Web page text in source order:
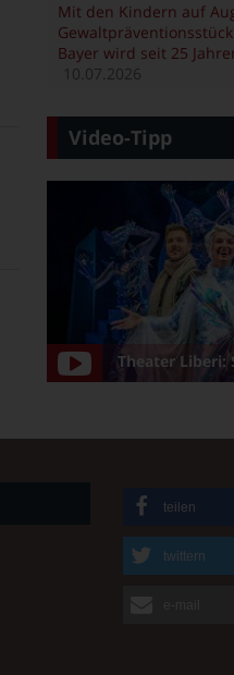
Mit den Kindern auf
Bayer wird seit 25
10.07.2026
Video-Tipp
Theater Liberi:
teilen
twittern